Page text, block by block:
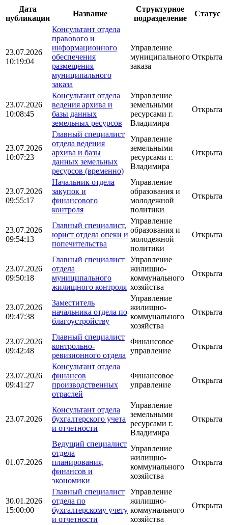
Дата
публикации
Название
Структурное
подразделение
Статус
23.07.2026
10:19:04
Консультант отдела
правового и
информационного
обеспечения
размещения
муниципального
заказа
Управление
муниципального
заказа
Открыта
23.07.2026
10:08:45
Консультант отдела
ведения архива и
базы данных
земельных ресурсов
Управление
земельными
ресурсами г.
Владимира
Открыта
23.07.2026
10:07:23
Главный специалист
отдела ведения
архива и базы
данных земельных
ресурсов (временно)
Управление
земельными
ресурсами г.
Владимира
Открыта
23.07.2026
09:55:17
Начальник отдела
закупок и
финансового
контроля
Управление
образования и
молодежной
политики
Открыта
23.07.2026
09:54:13
Главный специалист,
юрист отдела опеки и
попечительства
Управление
образования и
молодежной
политики
Открыта
23.07.2026
09:50:18
Главный специалист
отдела
муниципального
жилищного контроля
Управление
жилищно-
коммунального
хозяйства
Открыта
23.07.2026
09:47:38
Заместитель
начальника отдела по
благоустройству
Управление
жилищно-
коммунального
хозяйства
Открыта
23.07.2026
09:42:48
Главный специалист
контрольно-
ревизионного отдела
Финансовое
управление
Открыта
23.07.2026
09:41:27
Консультант отдела
финансов
производственных
отраслей
Финансовое
управление
Открыта
23.07.2026
Консультант отдела
бухгалтерского учета
и отчетности
Управление
земельными
ресурсами г.
Владимира
Открыта
01.07.2026
Ведущий специалист
отдела
планирования,
финансов и
экономики
Управление
жилищно-
коммунального
хозяйства
Открыта
30.01.2026
15:00:00
Главный специалист
отдела по
бухгалтерскому учету
и отчетности
Управление
жилищно-
коммунального
хозяйства
Открыта